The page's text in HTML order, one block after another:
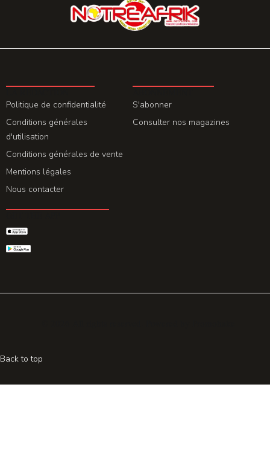
Politique de confidentialité
Conditions générales
d'utilisation
Conditions générales de vente
Mentions légales
Nous contacter
S'abonner
Consulter nos magazines
Back to top